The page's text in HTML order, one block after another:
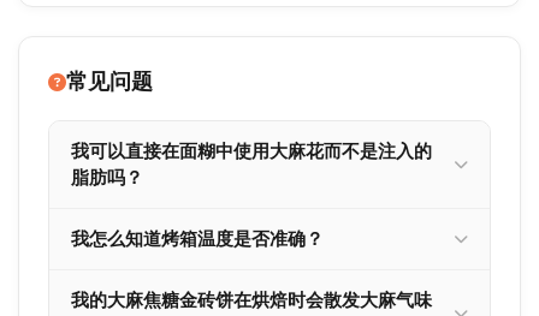
常见问题
我可以直接在面糊中使用大麻花而不是注入的
脂肪吗？
我怎么知道烤箱温度是否准确？
我的大麻焦糖金砖饼在烘焙时会散发大麻气味